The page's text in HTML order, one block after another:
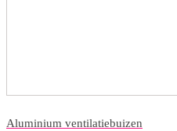
Aluminium ventilatiebuizen